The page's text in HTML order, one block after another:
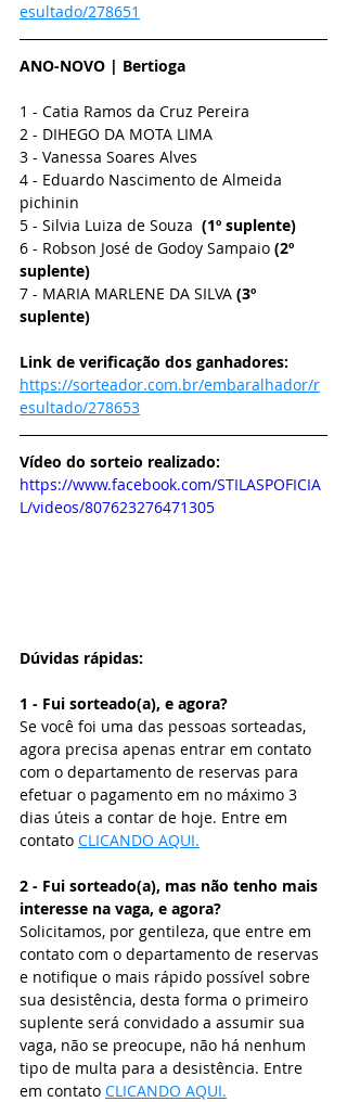
esultado/278651
ANO-NOVO | Bertioga
1 - Catia Ramos da Cruz Pereira
2 - DIHEGO DA MOTA LIMA
3 - Vanessa Soares Alves
4 - Eduardo Nascimento de Almeida
pichinin
5 - Silvia Luiza de Souza (1º suplente)
6 - Robson José de Godoy Sampaio (2º
suplente)
7 - MARIA MARLENE DA SILVA (3º
suplente)
Link de verificação dos ganhadores:
https://sorteador.com.br/embaralhador/r
esultado/278653
Vídeo do sorteio realizado:
https://www.facebook.com/STILASPOFICIA
L/videos/807623276471305
Dúvidas rápidas:
1 - Fui sorteado(a), e agora?
Se você foi uma das pessoas sorteadas,
agora precisa apenas entrar em contato
com o departamento de reservas para
efetuar o pagamento em no máximo 3
dias úteis a contar de hoje. Entre em
contato CLICANDO AQUI.
2 - Fui sorteado(a), mas não tenho mais
interesse na vaga, e agora?
Solicitamos, por gentileza, que entre em
contato com o departamento de reservas
e notifique o mais rápido possível sobre
sua desistência, desta forma o primeiro
suplente será convidado a assumir sua
vaga, não se preocupe, não há nenhum
tipo de multa para a desistência. Entre
em contato CLICANDO AQUI.